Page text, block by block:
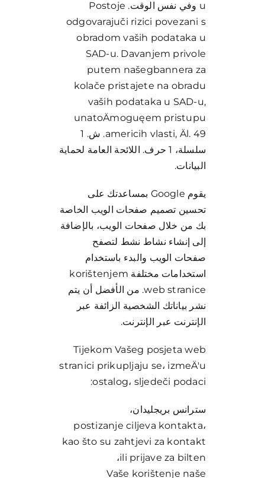
u وفي نفس الوقت. Postoje
odgovarajuči rizici povezani s
obradom vaših podataka u
SAD-u. Davanjem privole
putem našegbannera za
kolače pristajete na obradu
vaših podataka u SAD-u,
unatoÄmoguęem pristupu
americih vlasti, Äl. 49. ش. 1
سلسلة، 1 حرف. اللائحة العامة لحماية
البيانات.
يقوم Google بمساعدتك على
تحسين تصميم صفحات الويب الخاصة
بك من خلال صفحات الويب، بالإضافة
إلى إنشاء نشاط نشط لتصفح
صفحات الويب والبدء باستخدام
استخدامات مختلفة korištenjem
web stranice. من الأفضل أن يتم
نشر بياناتك الشخصية الزائفة عبر
الإنترنت عبر الإنترنت.
Tijekom Vašeg posjeta web
stranici prikupljaju se، izmeÄ'u
ostalog، sljedeči podaci:
سترانس بريجليدان،
postizanje ciljeva kontakta،
kao što su zahtjevi za kontakt
ili prijave za bilten،
Vaše korištenje naše